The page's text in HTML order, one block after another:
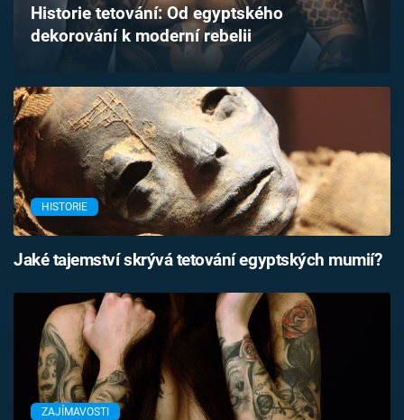
Sledujte prima+
Sledujte nás
Historie tetování: Od egyptského
dekorování k moderní rebelii
HISTORIE
Jaké tajemství skrývá tetování egyptských mumií?
ZAJÍMAVOSTI